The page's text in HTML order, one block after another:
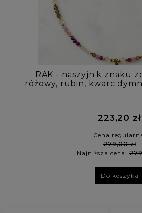
RAK - naszyjnik znaku
różowy, rubin, kwarc
223,20 zł
Cena
279,00 zł
Najniższa cena:
Do koszyka